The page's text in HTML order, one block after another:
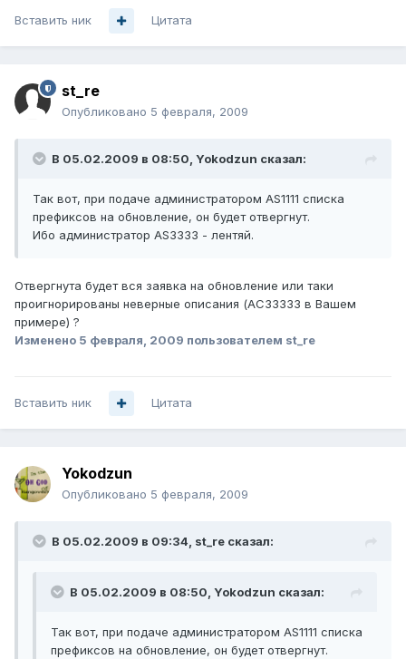
Вставить ник Цитата
st_re
Опубликовано 5 февраля, 2009
В 05.02.2009 в 08:50, Yokodzun сказал:
Так вот, при подаче администратором AS1111 списка
префиксов на обновление, он будет отвергнут.
Ибо администратор AS3333 - лентяй.
Отвергнута будет вся заявка на обновление или таки
проигнорированы неверные описания (АС33333 в Вашем
примере) ?
Изменено 5 февраля, 2009 пользователем st_re
Вставить ник Цитата
Yokodzun
Опубликовано 5 февраля, 2009
В 05.02.2009 в 09:34, st_re сказал:
В 05.02.2009 в 08:50, Yokodzun сказал:
Так вот, при подаче администратором AS1111 списка
префиксов на обновление, он будет отвергнут.